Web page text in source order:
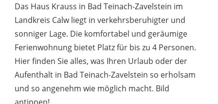
Das Haus Krauss in Bad Teinach-Zavelstein im
Landkreis Calw liegt in verkehrsberuhigter und
sonniger Lage. Die komfortabel und geräumige
Ferienwohnung bietet Platz für bis zu 4 Personen.
Hier finden Sie alles, was Ihren Urlaub oder der
Aufenthalt in Bad Teinach-Zavelstein so erholsam
und so angenehm wie möglich macht. Bild